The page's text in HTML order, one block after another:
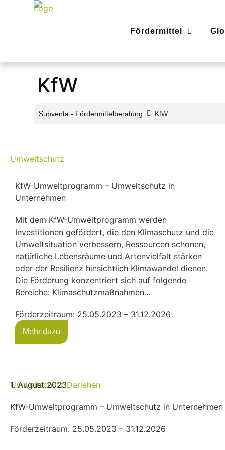
Fördermittel
KfW
Subventa ‐ Fördermittelberatung KfW
Umweltschutz
KfW-Umweltprogramm – Umweltschutz in
Unternehmen
Mit dem KfW-Umweltprogramm werden
Investitionen gefördert, die den Klimaschutz und die
Umweltsituation verbessern, Ressourcen schonen,
natürliche Lebensräume und Artenvielfalt stärken
oder der Resilienz hinsichtlich Klimawandel dienen.
Die Förderung konzentriert sich auf folgende
Bereiche: Klimaschutzmaßnahmen...
Förderzeitraum: 25.05.2023 – 31.12.2026
Mehr dazu
Umweltschutz Darlehen
1. August 2023
KfW-Umweltprogramm – Umweltschutz in Unternehmen
Förderzeitraum: 25.05.2023 – 31.12.2026